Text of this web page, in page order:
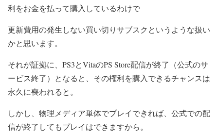
利をお金を払って購入しているわけで
更新費用の発生しない買い切りサブスクというような扱い
かと思います。
それが証拠に、PS3とVitaのPS Store配信が終了（公式のサ
ービス終了）となると、その権利を購入できるチャンスは
永久に喪われると。
しかし、物理メディア単体でプレイできれば、公式での配
信が終了してもプレイはできますから。